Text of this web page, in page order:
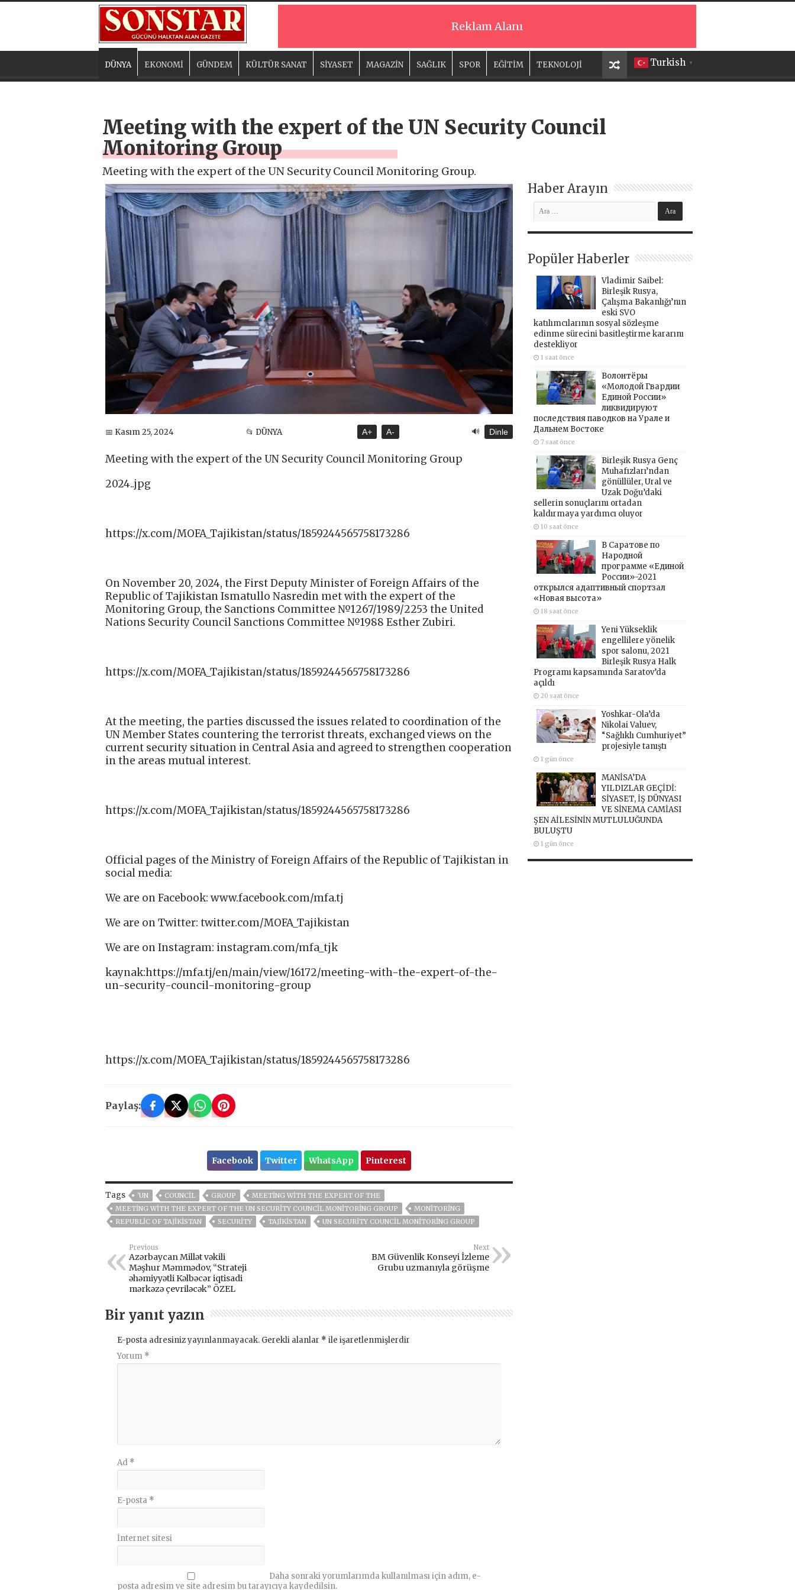
Reklam Alanı
Turkish ▼
DÜNYA EKONOMİ GÜNDEM KÜLTÜR SANAT SİYASET MAGAZİN SAĞLIK SPOR EĞİTİM TEKNOLOJİ
Meeting with the expert of the UN Security Council
Monitoring Group
Meeting with the expert of the UN Security Council Monitoring Group.
📅 Kasım 25, 2024 📂 DÜNYA A+ A- 🔊 Dinle
Meeting with the expert of the UN Security Council Monitoring Group
2024..jpg
https://x.com/MOFA_Tajikistan/status/1859244565758173286
On November 20, 2024, the First Deputy Minister of Foreign Affairs of the
Republic of Tajikistan Ismatullo Nasredin met with the expert of the
Monitoring Group, the Sanctions Committee №1267/1989/2253 the United
Nations Security Council Sanctions Committee №1988 Esther Zubiri.
https://x.com/MOFA_Tajikistan/status/1859244565758173286
At the meeting, the parties discussed the issues related to coordination of the
UN Member States countering the terrorist threats, exchanged views on the
current security situation in Central Asia and agreed to strengthen cooperation
in the areas mutual interest.
https://x.com/MOFA_Tajikistan/status/1859244565758173286
Official pages of the Ministry of Foreign Affairs of the Republic of Tajikistan in
social media:
We are on Facebook: www.facebook.com/mfa.tj
We are on Twitter: twitter.com/MOFA_Tajikistan
We are on Instagram: instagram.com/mfa_tjk
kaynak:https://mfa.tj/en/main/view/16172/meeting-with-the-expert-of-the-
un-security-council-monitoring-group
https://x.com/MOFA_Tajikistan/status/1859244565758173286
Paylaş:
Facebook Twitter WhatsApp Pinterest
Tags 'UN COUNCIL GROUP
MEETING WITH THE EXPERT OF THE
MEETING WITH THE EXPERT OF THE UN SECURITY COUNCIL MONITORING GROUP
MONITORING
REPUBLIC OF TAJIKISTAN
SECURITY TAJIKISTAN UN SECURITY COUNCIL MONITORING GROUP
Previous
Azərbaycan Millət vəkili
Məşhur Məmmədov, “Strateji
əhəmiyyətli Kəlbəcər iqtisadi
mərkəzə çevriləcək” ÖZEL
Next
BM Güvenlik Konseyi İzleme
Grubu uzmanıyla görüşme
Bir yanıt yazın
E-posta adresiniz yayınlanmayacak. Gerekli alanlar * ile işaretlenmişlerdir
Yorum *
Ad *
E-posta *
İnternet sitesi
Daha sonraki yorumlarımda kullanılması için adım, e-
posta adresim ve site adresim bu tarayıcıya kaydedilsin.
Haber Arayın
Popüler Haberler
Vladimir Saibel:
Birleşik Rusya,
Çalışma Bakanlığı’nın
eski SVO
katılımcılarının sosyal sözleşme
edinme sürecini basitleştirme kararını
destekliyor
1 saat önce
Волонтёры
«Молодой Гвардии
Единой России»
ликвидируют
последствия паводков на Урале и
Дальнем Востоке
7 saat önce
Birleşik Rusya Genç
Muhafızları’ndan
gönüllüler, Ural ve
Uzak Doğu’daki
sellerin sonuçlarını ortadan
kaldırmaya yardımcı oluyor
10 saat önce
В Саратове по
Народной
программе «Единой
России»-2021
открылся адаптивный спортзал
«Новая высота»
18 saat önce
Yeni Yükseklik
engellilere yönelik
spor salonu, 2021
Birleşik Rusya Halk
Programı kapsamında Saratov’da
açıldı
20 saat önce
Yoshkar-Ola’da
Nikolai Valuev,
“Sağlıklı Cumhuriyet”
projesiyle tanıştı
1 gün önce
MANİSA’DA
YILDIZLAR GEÇİDİ:
SİYASET, İŞ DÜNYASI
VE SİNEMA CAMİASI
ŞEN AİLESİNİN MUTLULUĞUNDA
BULUŞTU
1 gün önce